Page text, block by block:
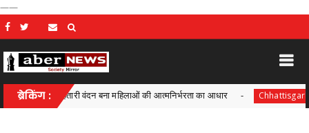
——
ब्रेकिंग :
में महतारी वंदन बना महिलाओं की आत्मनिर्भरता का आधार Chhattisgarh आयुक्त